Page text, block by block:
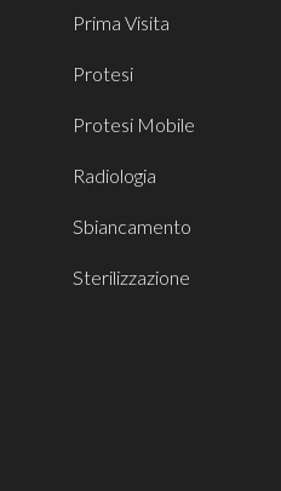
Prima Visita
Protesi
Protesi Mobile
Radiologia
Sbiancamento
Sterilizzazione